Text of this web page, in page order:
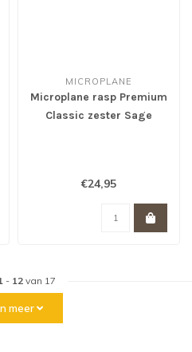
MICROPLANE
Microplane rasp Premium
Classic zester Sage
€24,95
- 12van 17
meer